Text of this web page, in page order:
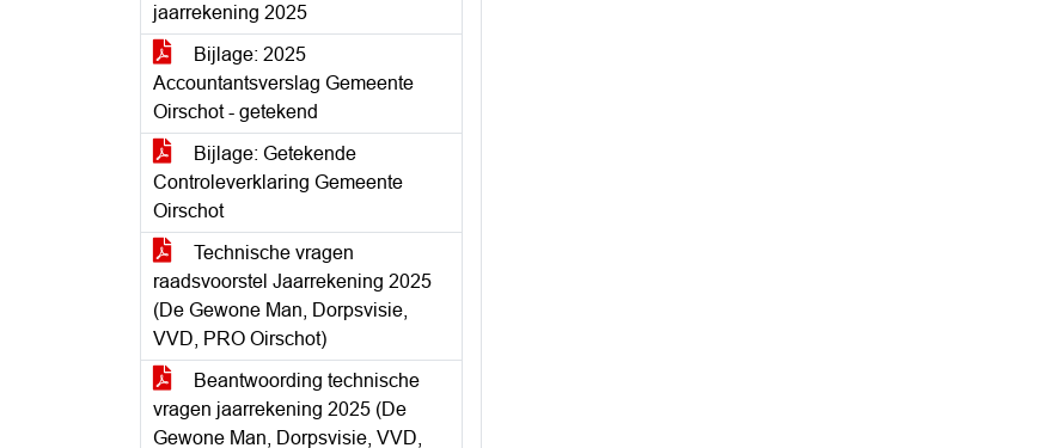
jaarrekening 2025
Bijlage: 2025
Accountantsverslag Gemeente
Oirschot - getekend
Bijlage: Getekende
Controleverklaring Gemeente
Oirschot
Technische vragen
raadsvoorstel Jaarrekening 2025
(De Gewone Man, Dorpsvisie,
VVD, PRO Oirschot)
Beantwoording technische
vragen jaarrekening 2025 (De
Gewone Man, Dorpsvisie, VVD,